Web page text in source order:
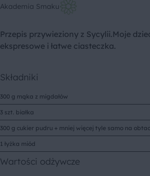
Akademia Smaku
Przepis przywieziony z Sycylii.Moje
ekspresowe i łatwe ciasteczka.
Składniki
300 g mąka z migdałów
3 szt. białka
300 g cukier pudru + mniej więcej tyle samo na
1 łyżka miód
Wartości odżywcze